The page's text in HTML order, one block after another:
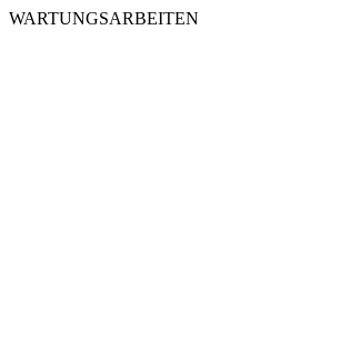
WARTUNGSARBEITEN